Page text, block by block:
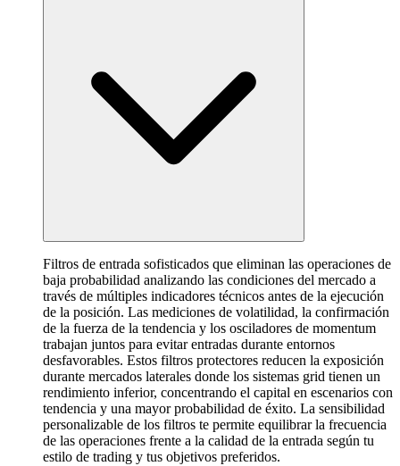
Filtros de entrada sofisticados que eliminan las operaciones de
baja probabilidad analizando las condiciones del mercado a
través de múltiples indicadores técnicos antes de la ejecución
de la posición. Las mediciones de volatilidad, la confirmación
de la fuerza de la tendencia y los osciladores de momentum
trabajan juntos para evitar entradas durante entornos
desfavorables. Estos filtros protectores reducen la exposición
durante mercados laterales donde los sistemas grid tienen un
rendimiento inferior, concentrando el capital en escenarios con
tendencia y una mayor probabilidad de éxito. La sensibilidad
personalizable de los filtros te permite equilibrar la frecuencia
de las operaciones frente a la calidad de la entrada según tu
estilo de trading y tus objetivos preferidos.